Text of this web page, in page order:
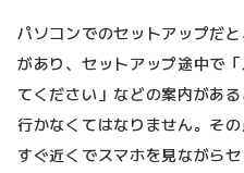
パソコンでのセットアップだ
があり、セットアップ途中で
てください」などの案内があ
行かなくてはなりません。そ
すぐ近くでスマホを見ながら